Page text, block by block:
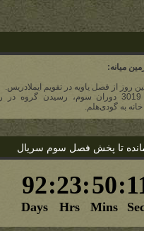
میانه:
روز از فصل یاویه در تقویم ایملادریس.
- در سال 3019 دوران سوم، رسیدن گروه در
به گودی‌هلم.
تا پخش فصل سوم سریال